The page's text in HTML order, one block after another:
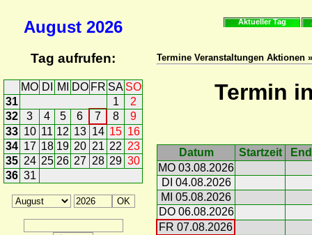
August 2026
Tag aufrufen:
MO DI MI DO FR SA SO
31
1
2
32
3 4 5 6 7 8
9
33 10 11 12 13 14 15 16
34 17 18 19 20 21 22 23
35 24 25 26 27 28 29 30
36 31
Aktueller Tag
Termine Veranstaltungen Aktionen
Termin
Datum Startzeit
MO 03.08.2026
DI 04.08.2026
MI 05.08.2026
DO 06.08.2026
FR 07.08.2026